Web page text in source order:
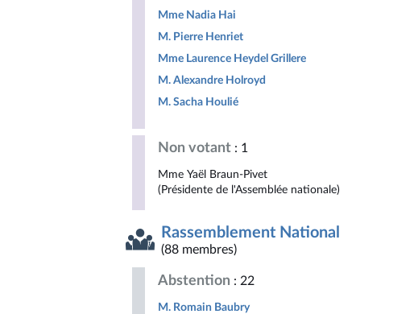
Mme Nadia Hai
M. Pierre Henriet
Mme Laurence Heydel Grillere
M. Alexandre Holroyd
M. Sacha Houlié
Non votant : 1
Mme Yaël Braun-Pivet
(Présidente de l'Assemblée nationale)
Rassemblement National
(88 membres)
Abstention : 22
M. Romain Baubry